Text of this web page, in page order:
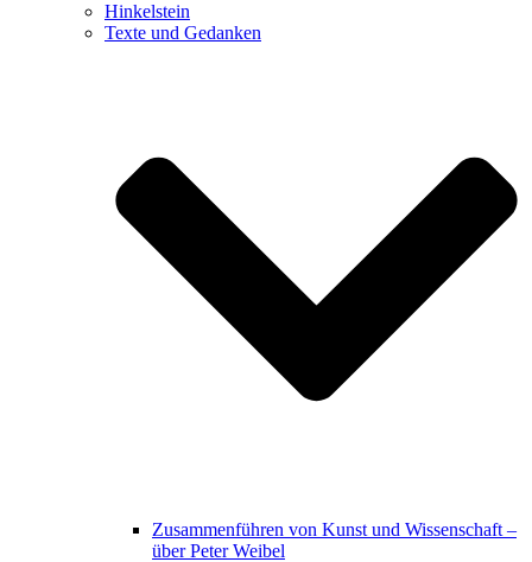
Hinkelstein
Texte und Gedanken
Zusammenführen von Kunst und Wissenschaft –
über Peter Weibel